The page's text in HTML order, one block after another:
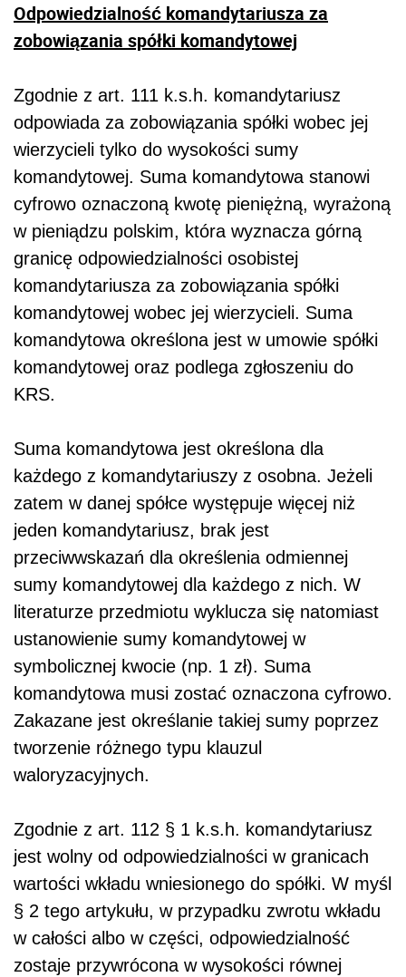
Odpowiedzialność komandytariusza za
zobowiązania spółki komandytowej
Zgodnie z art. 111 k.s.h. komandytariusz
odpowiada za zobowiązania spółki wobec jej
wierzycieli tylko do wysokości sumy
komandytowej. Suma komandytowa stanowi
cyfrowo oznaczoną kwotę pieniężną, wyrażoną
w pieniądzu polskim, która wyznacza górną
granicę odpowiedzialności osobistej
komandytariusza za zobowiązania spółki
komandytowej wobec jej wierzycieli. Suma
komandytowa określona jest w umowie spółki
komandytowej oraz podlega zgłoszeniu do
KRS.
Suma komandytowa jest określona dla
każdego z komandytariuszy z osobna. Jeżeli
zatem w danej spółce występuje więcej niż
jeden komandytariusz, brak jest
przeciwwskazań dla określenia odmiennej
sumy komandytowej dla każdego z nich. W
literaturze przedmiotu wyklucza się natomiast
ustanowienie sumy komandytowej w
symbolicznej kwocie (np. 1 zł). Suma
komandytowa musi zostać oznaczona cyfrowo.
Zakazane jest określanie takiej sumy poprzez
tworzenie różnego typu klauzul
waloryzacyjnych.
Zgodnie z art. 112 § 1 k.s.h. komandytariusz
jest wolny od odpowiedzialności w granicach
wartości wkładu wniesionego do spółki. W myśl
§ 2 tego artykułu, w przypadku zwrotu wkładu
w całości albo w części, odpowiedzialność
zostaje przywrócona w wysokości równej